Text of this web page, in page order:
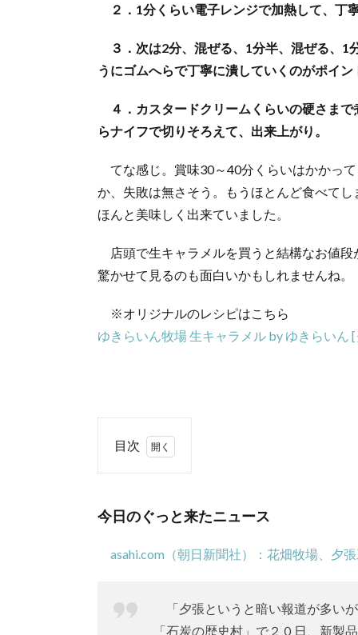
２．1分くらい電子レンジで加熱して、丁
３．次は2分、混ぜる、1分半、混ぜる、
うにゴムへらで丁寧に潰していくのがポイン
４．カスタードクリームくらいの硬さま
らナイフで切りそろえて、出来上がり。
てな感じ。賞味30～40分くらいはかかっ
か、失敗は無さそう。もうほとんど食べて
ほんと美味しく出来ていました。
店頭で生キャラメルを買うと結構なお値
驚かせて見るのも面白いかもしれませんね。
※オリジナルのレシピはこちら
ゆきらいん牧場 生キャラメル by ゆきらい
目次
1.
日
の
っ
た
今日のぐっと来たニュース
asahi.com（朝日新聞社）：花畑牧場、夕
「夕張というと暗い報道が多い
「石炭の歴史村」で２０日、新製